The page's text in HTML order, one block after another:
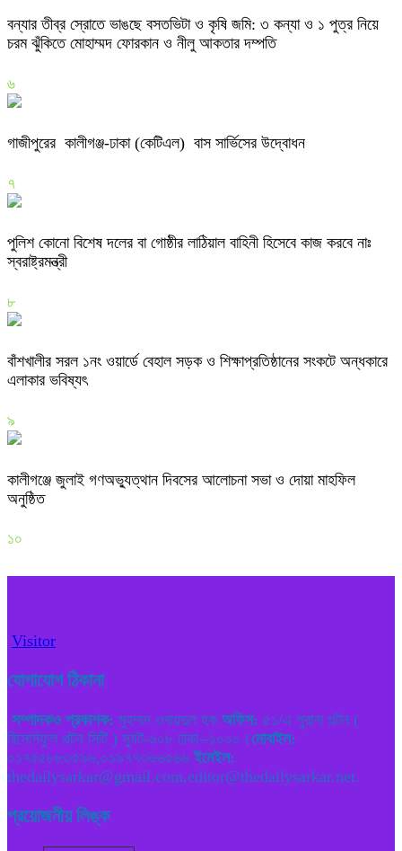
বন্যার তীব্র স্রোতে ভাঙছে বসতভিটা ও কৃষি জমি: ৩ কন্যা ও ১ পুত্র নিয়ে
চরম ঝুঁকিতে মোহাম্মদ ফোরকান ও নীলু আকতার দম্পতি
৬
গাজীপুরের কালীগঞ্জ-ঢাকা (কেটিএল) বাস সার্ভিসের উদ্বোধন
৭
পুলিশ কোনো বিশেষ দলের বা গোষ্ঠীর লাঠিয়াল বাহিনী হিসেবে কাজ করবে নাঃ
স্বরাষ্ট্রমন্ত্রী
৮
বাঁশখালীর সরল ১নং ওয়ার্ডে বেহাল সড়ক ও শিক্ষাপ্রতিষ্ঠানের সংকটে অন্ধকারে
এলাকার ভবিষ্যৎ
৯
কালীগঞ্জে জুলাই গণঅভ্যুত্থান দিবসের আলোচনা সভা ও দোয়া মাহফিল
অনুষ্ঠিত
১০
Visitor
যোগাযোগ ঠিকানা
সম্পাদকও প্রকাশক: মুহম্মদ ওবায়দুল হক অফিস: ৫১/এ পুরানা পল্টন (
রিসোর্সফুল পল্টন সিটি ) স্যুট-৬০৮ ঢাকা--১০০০। মোবাইল:
০১৭৫৫৮৮৩৫৯৬,০১৯৭৭৩৬৬৫৬৬ ইমেইল:
thedailysarkar@gmail.com,editor@thedailysarkar.net.
প্রয়োজনীয় লিঙ্ক